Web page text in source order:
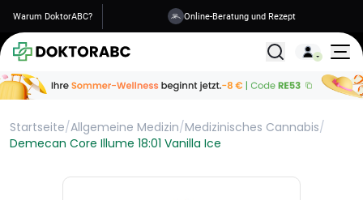
Warum DoktorABC? Versand in 1-2 Tagen
Alle
Startseite/Allgemeine Medizin/Medizinisches Cannabis/
Demecan Core Illume 18:01 Vanilla Ice